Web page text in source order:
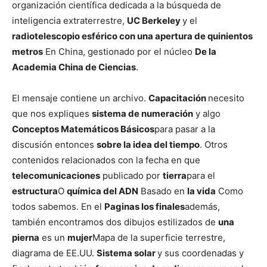
organización científica dedicada a la búsqueda de
inteligencia extraterrestre, UC Berkeleyy el
radiotelescopio esférico con una apertura de quinientos
metros En China, gestionado por el núcleo De la
Academia China de Ciencias.
El mensaje contiene un archivo. Capacitación necesito
que nos expliques sistema de numeración y algo
Conceptos Matemáticos Básicospara pasar a la
discusión entonces sobre la idea del tiempo. Otros
contenidos relacionados con la fecha en que
telecomunicaciones publicado por tierrapara el
estructuraO química del ADN Basado en la vida Como
todos sabemos. En el Paginaslos finalesademás,
también encontramos dos dibujos estilizados de una
pierna es un mujerMapa de la superficie terrestre,
diagrama de EE.UU. Sistema solary sus coordenadas y